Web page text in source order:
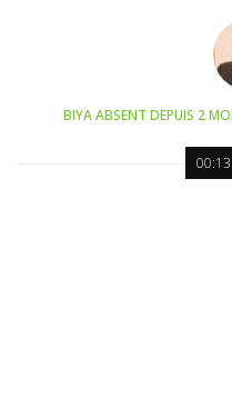
00:13
BIYA ABSENT DEPUIS 2